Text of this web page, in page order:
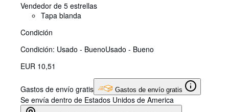
Vendedor de 5 estrellas
Tapa blanda
Condición
Condición: Usado - BuenoUsado - Bueno
EUR 10,51
Gastos de envío gratis Gastos de envío gratis
Se envía dentro de Estados Unidos de America